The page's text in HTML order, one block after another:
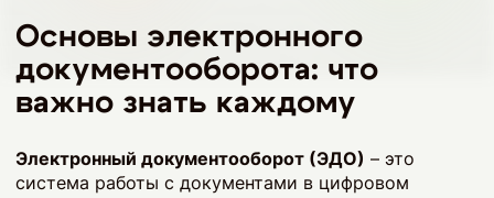
Основы электронного
документооборота: что
важно знать каждому
Электронный документооборот (ЭДО) – это
система работы с документами в цифровом